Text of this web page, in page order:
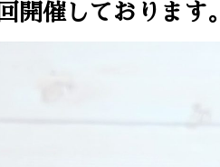
開催しております。